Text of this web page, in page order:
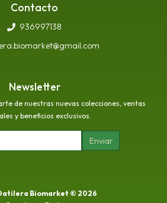
Contacto
936997138
Newsletter
de nuestras nuevas colecciones, ventas
y beneficios exclusivos.
Enviar
Biomarket © 2026